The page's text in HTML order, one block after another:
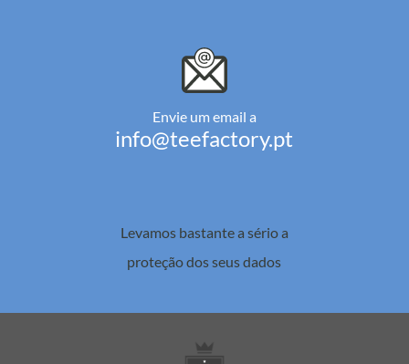
Envie um email a
info@teefactory.pt
Levamos bastante a sério a
proteção dos seus dados